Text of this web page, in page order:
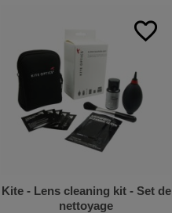
favorite_border
Kite - Lens cleaning kit - Set de
nettoyage